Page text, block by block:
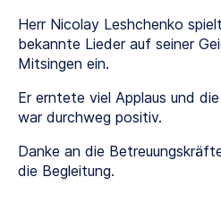
Herr Nicolay Leshchenko
bekannte Lieder auf seiner
Mitsingen ein.
Er erntete viel Applaus und
war durchweg positiv.
Danke an die
die Begleitung.